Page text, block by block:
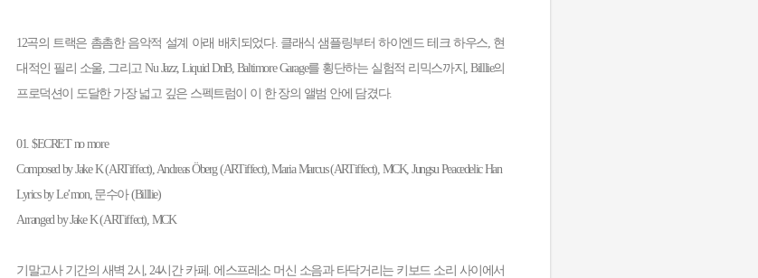
12곡의 트랙은 촘촘한 음악적 설계 아래 배치되었다. 클래식 샘플링부터 하이엔드 테크 하우스, 현
대적인 필리 소울, 그리고 Nu Jazz, Liquid DnB, Baltimore Garage를 횡단하는 실험적 리믹스까지, Billlie의
프로덕션이 도달한 가장 넓고 깊은 스펙트럼이 이 한 장의 앨범 안에 담겼다.
01. $ECRET no more
Composed by Jake K (ARTiffect), Andreas Öberg (ARTiffect), Maria Marcus (ARTiffect), MCK, Jungsu Peacedelic Han
Lyrics by Le’mon, 문수아 (Billlie)
Arranged by Jake K (ARTiffect), MCK
기말고사 기간의 새벽 2시, 24시간 카페. 에스프레소 머신 소음과 타닥거리는 키보드 소리 사이에서